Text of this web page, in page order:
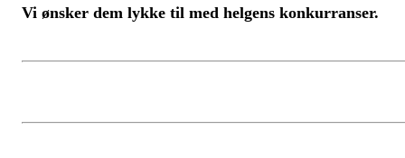
Vi ønsker dem lykke til med helgens konkurranser.